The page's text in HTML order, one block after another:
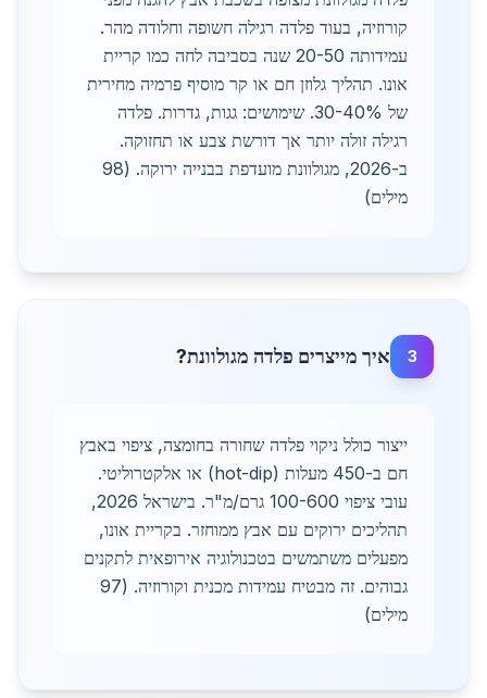
קורוזיה, בעוד פלדה רגילה חשופה וחלודה מהר.
עמידותה 20-50 שנה בסביבה לחה כמו קריית
אונו. תהליך גלוזן חם או קר מוסיף פרמיה מחירית
של 30-40%. שימושים: גגות, גדרות. פלדה
רגילה זולה יותר אך דורשת צבע או תחזוקה.
ב-2026, מגולוונת מועדפת בבנייה ירוקה. (98
מילים)
3 איך מייצרים פלדה מגולוונת?
ייצור כולל ניקוי פלדה שחורה בחומצה, ציפוי באבץ
חם ב-450 מעלות (hot-dip) או אלקטרוליטי.
עובי ציפוי 100-600 גרם/מ"ר. בישראל 2026,
תהליכים ירוקים עם אבץ ממוחזר. בקריית אונו,
מפעלים משתמשים בטכנולוגיה אירופאית לתקנים
גבוהים. זה מבטיח עמידות מכנית וקורוזיה. (97
מילים)